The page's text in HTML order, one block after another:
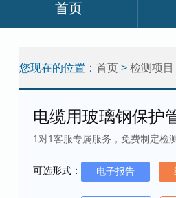
首页
您现在的位置： 首页 > 检测项目
电缆用玻璃钢保护
1对1客服专属服务，免费制定检
可选形式： 电子报告